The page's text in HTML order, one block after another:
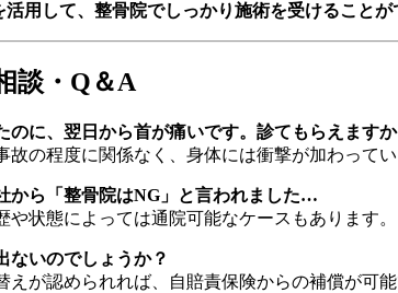
用して、整骨院でしっかり施術を受けることが
談・Q＆A
のに、翌日から首が痛いです。診てもらえますか
故の程度に関係なく、身体には衝撃が加わって
から「整骨院はNG」と言われました…
状態によっては通院可能なケースもあります
ないのでしょうか？
が認められれば、自賠責保険からの補償が可能